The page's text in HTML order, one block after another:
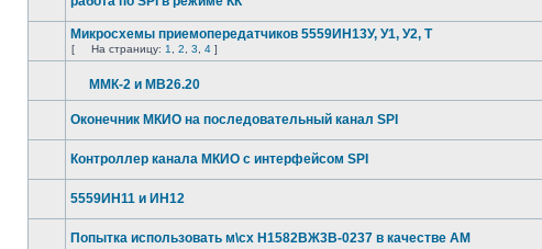
Микросхемы приемопередатчиков 5559ИН13У, У1, У2, Т
[ На страницу: 1 2 3 4 ]
ММК-2 и МВ26.20
Оконечник МКИО на последовательный канал SPI
Контроллер канала МКИО с интерфейсом SPI
5559ИН11 и ИН12
Попытка использовать м\сх Н1582ВЖ3В-0237 в качестве AM